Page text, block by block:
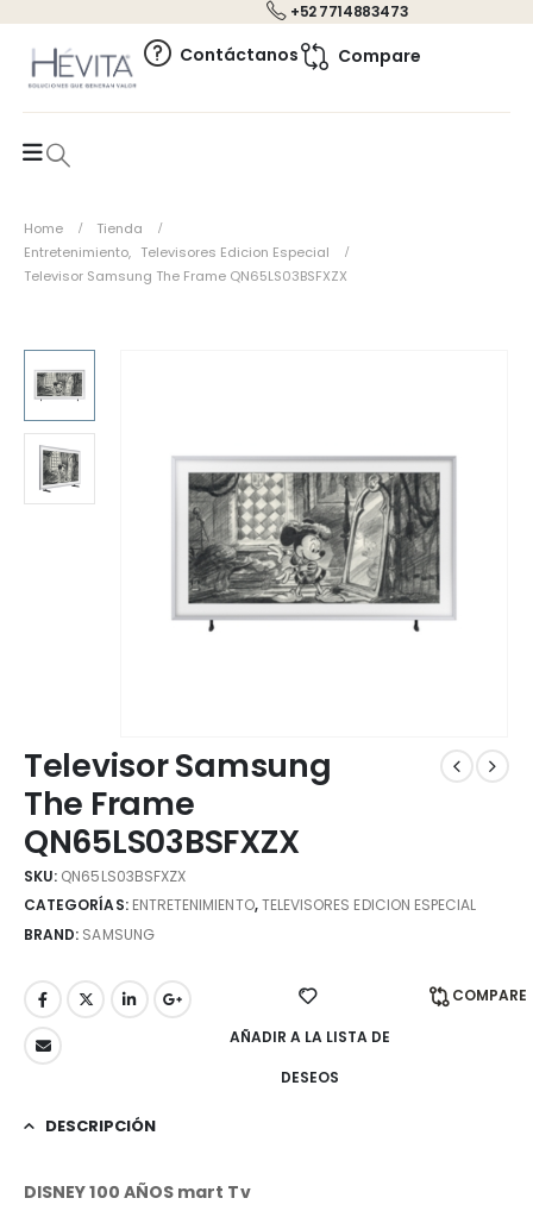
+52 7714883473
Contáctanos Compare
Home
Tienda
Entretenimiento, Televisores Edicion Especial
Televisor Samsung The Frame QN65LS03BSFXZX
Televisor Samsung
The Frame
QN65LS03BSFXZX
SKU: QN65LS03BSFXZX
CATEGORÍAS: ENTRETENIMIENTO,TELEVISORES EDICION ESPECIAL
BRAND: SAMSUNG
AÑADIR A LA LISTA DE
DESEOS
COMPARE
DESCRIPCIÓN
DISNEY 100 AÑOS mart Tv